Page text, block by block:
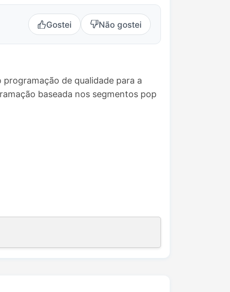
Gostei Não gostei
de qualidade para a
baseada nos segmentos pop